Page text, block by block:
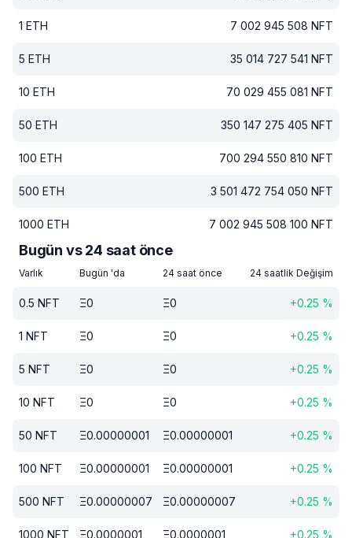
1 ETH 7 002 945 508 NFT
5 ETH 35 014 727 541 NFT
10 ETH 70 029 455 081 NFT
50 ETH 350 147 275 405 NFT
100 ETH 700 294 550 810 NFT
500 ETH 3 501 472 754 050 NFT
1000 ETH 7 002 945 508 100 NFT
Bugün vs 24 saat önce
Varlık Bugün 'da 24 saat önce 24 saatlik Değişim
0.5 NFT Ξ0 Ξ0 +0.25 %
1 NFT Ξ0 Ξ0 +0.25 %
5 NFT Ξ0 Ξ0 +0.25 %
10 NFT Ξ0 Ξ0 +0.25 %
50 NFT Ξ0.00000001 Ξ0.00000001 +0.25 %
100 NFT Ξ0.00000001 Ξ0.00000001 +0.25 %
500 NFT Ξ0.00000007 Ξ0.00000007 +0.25 %
1000 NFT Ξ0.0000001 Ξ0.0000001 +0.25 %